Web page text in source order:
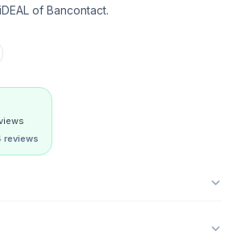
of Bancontact.
reviews